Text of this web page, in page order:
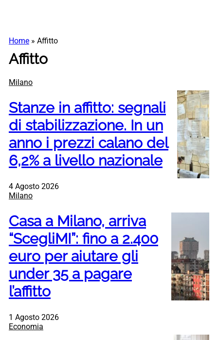
Home » Affitto
Affitto
Milano
Stanze in affitto: segnali
di stabilizzazione. In un
anno i prezzi calano del
6,2% a livello nazionale
4 Agosto 2026
Milano
Casa a Milano, arriva
“ScegliMI”: fino a 2.400
euro per aiutare gli
under 35 a pagare
l’affitto
1 Agosto 2026
Economia